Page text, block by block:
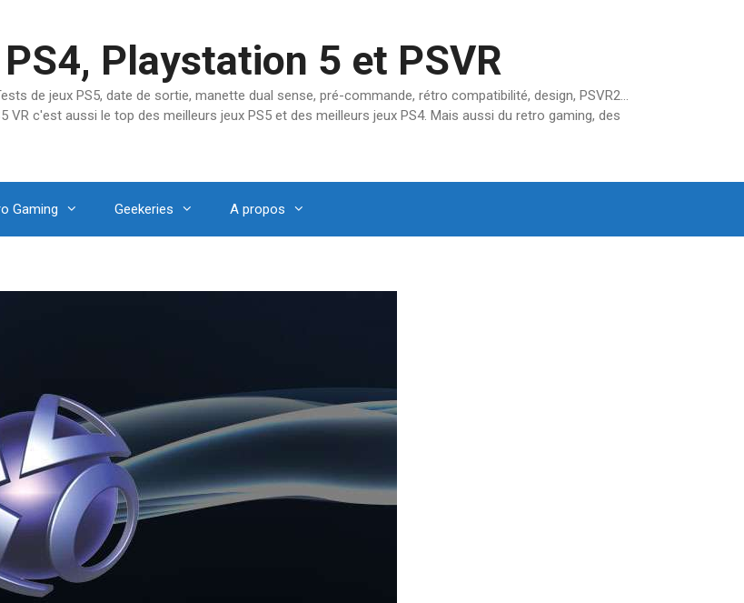
Playstation 5 et PSVR
de jeux PS5, date de sortie, manette dual sense, pré-commande, rétro compatibilité, design, PSVR2…
VR c'est aussi le top des meilleurs jeux PS5 et des meilleurs jeux PS4. Mais aussi du retro gaming, des
Gaming Geekeries A propos